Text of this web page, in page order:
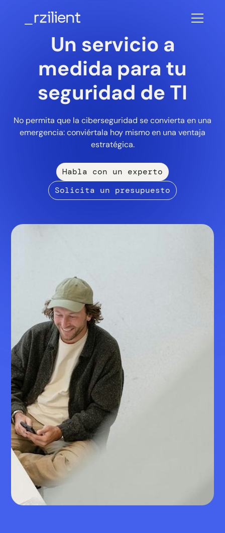
Un servicio a
medida para tu
seguridad de TI
No permita que la ciberseguridad se convierta en una
emergencia: conviértala hoy mismo en una ventaja
estratégica.
Habla con un experto
Solicita un presupuesto